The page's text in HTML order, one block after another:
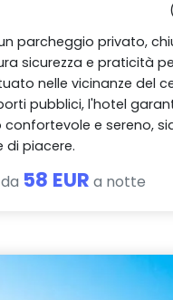
parcheggio privato,
sicurezza e praticità
nelle vicinanze del
pubblici, l'hotel
e sereno,
di piacere.
58 EUR a notte